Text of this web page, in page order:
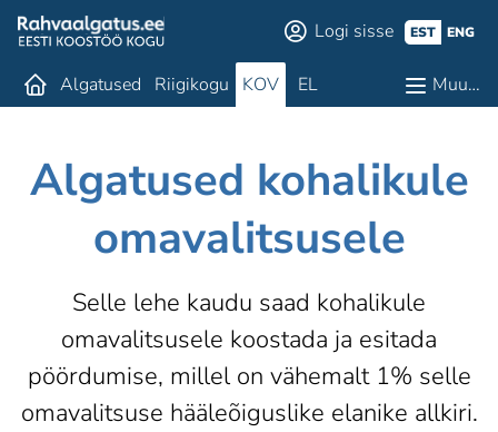
Logi sisse EST ENG
Algatused Riigikogu KOV EL Muu…
Algatused kohalikule
omavalitsusele
Selle lehe kaudu saad kohalikule
omavalitsusele koostada ja esitada
pöördumise, millel on vähemalt 1% selle
omavalitsuse hääleõiguslike elanike allkiri.